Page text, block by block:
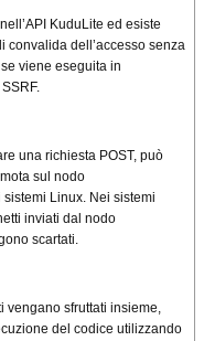
KuduLite ed esiste
convalida dell’accesso senza
viene eseguita in
una richiesta POST, può
sul nodo
sistemi Linux. Nei sistemi
inviati dal nodo
scartati.
vengano sfruttati insieme,
del codice utilizzando